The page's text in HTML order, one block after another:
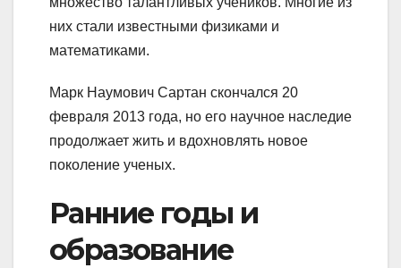
них стали известными физиками и
математиками.
Марк Наумович Сартан скончался 20
февраля 2013 года, но его научное наследие
продолжает жить и вдохновлять новое
поколение ученых.
Ранние годы и
образование